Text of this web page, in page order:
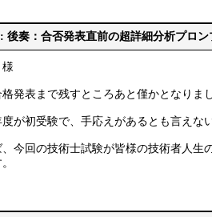
後奏：合否発表直前の超詳細分析プロ
様
発表まで残すところあと僅かとなりま
が初受験で、手応えがあるとも言えな
今回の技術士試験が皆様の技術者人生